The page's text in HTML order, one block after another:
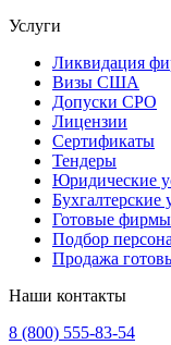
Услуги
Ликвидация
Визы США
Допуски СРО
Лицензии
Сертификаты
Тендеры
Юридические
Бухгалтерские
Готовые фирмы
Подбор
Продажа
Наши контакты
8 (800) 555-83-54